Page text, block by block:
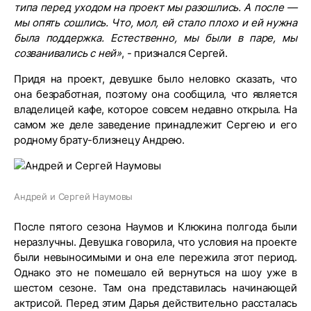
типа перед уходом на проект мы разошлись. А после —
мы опять сошлись. Что, мол, ей стало плохо и ей нужна
была поддержка. Естественно, мы были в паре, мы
созванивались с ней», - признался Сергей.
Придя на проект, девушке было неловко сказать, что
она безработная, поэтому она сообщила, что является
владелицей кафе, которое совсем недавно открыла. На
самом же деле заведение принадлежит Сергею и его
родному брату-близнецу Андрею.
Андрей и Сергей Наумовы
После пятого сезона Наумов и Клюкина полгода были
неразлучны. Девушка говорила, что условия на проекте
были невыносимыми и она еле пережила этот период.
Однако это не помешало ей вернуться на шоу уже в
шестом сезоне. Там она представилась начинающей
актрисой. Перед этим Дарья действительно рассталась